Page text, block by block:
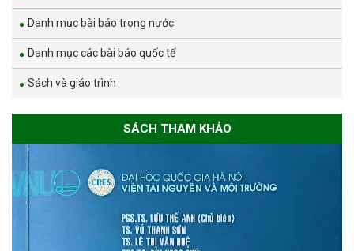
Danh mục bài báo trong nước
Danh mục các bài báo quốc tế
Sách và giáo trình
SÁCH THAM KHẢO